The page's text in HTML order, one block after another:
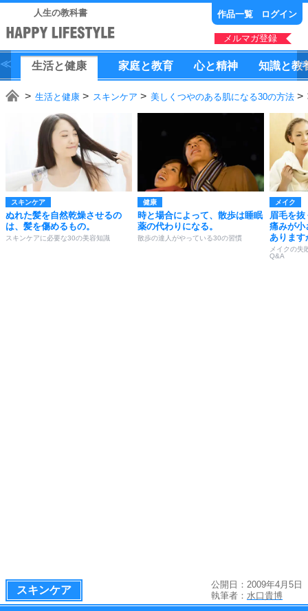
人生の教科書 作品一覧 ログイン
メルマガ登録
生活と健康 家庭と教育 心と精神 知識と教
生活と健康 スキンケア 美しくつやのある肌になる30の方法
スキンケア
ぬれた髪を自然乾燥させるの
は、髪を傷めるもの。
スキンケアに必要な30の美容知識
健康
時と場合によって、散歩は睡眠
薬の代わりになる。
散歩の達人がやっている30の習慣
メイク
眉毛を
痛みが小
あります
メイクの失
Q&A
スキンケア
公開日：2009年4月5日
執筆者： 水口貴博